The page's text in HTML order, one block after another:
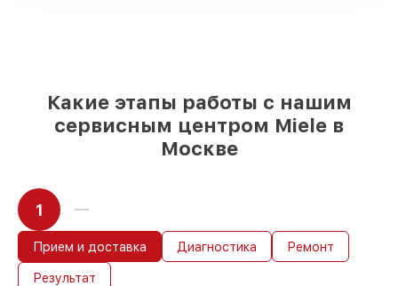
Какие этапы работы с нашим
сервисным центром Miele в
Москве
1
Прием и доставка Диагностика Ремонт
Результат